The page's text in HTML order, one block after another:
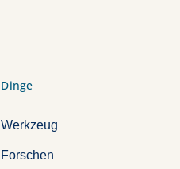
Dinge
Werkzeug
Forschen